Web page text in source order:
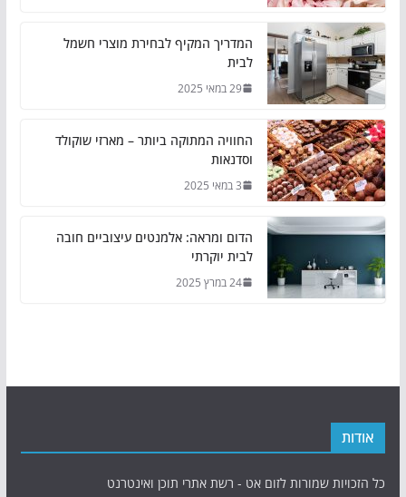
המדריך המקיף לבחירת מוצרי חשמל
לבית
29 במאי 2025
החוויה המתוקה ביותר – מארזי שוקולד
וסדנאות
3 במאי 2025
הדום ומראה: אלמנטים עיצוביים חובה
לבית יוקרתי
24 במרץ 2025
אודות
כל הזכויות שמורות לזום אט - רשת אתרי תוכן ואינטרנט